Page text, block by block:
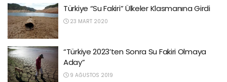
Türkiye “Su Fakiri” Ülkeler Klasmanına Girdi
23 MART 2020
“Türkiye 2023’ten Sonra Su Fakiri Olmaya
Aday”
9 AĞUSTOS 2019